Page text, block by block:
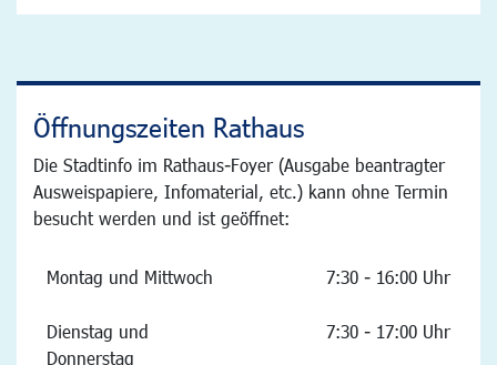
Öffnungszeiten Rathaus
Die Stadtinfo im Rathaus-Foyer (Ausgabe beantragter
Ausweispapiere, Infomaterial, etc.) kann ohne Termin
besucht werden und ist geöffnet:
Montag und Mittwoch 7:30 - 16:00 Uhr
Dienstag und
Donnerstag
7:30 - 17:00 Uhr